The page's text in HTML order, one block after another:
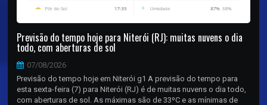
Previsão do tempo hoje para Niterói (RJ): muitas nuvens o dia
todo, com aberturas de sol
07/08/2026
Previsão do tempo hoje em Niterói g1 A previsão do tempo para
esta sexta-feira (7) para Niterói (RJ) é de muitas nuvens o dia todo,
com aberturas de sol. As máximas são de 33ºC e as mínimas de